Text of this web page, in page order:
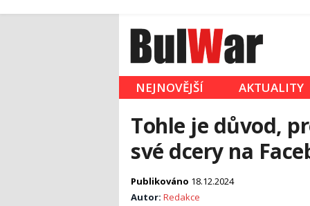
NEJNOVĚJŠÍ AKTUALITY
Tohle je důvod,
své dcery na
Publikováno 18.12.2024
Autor: Redakce